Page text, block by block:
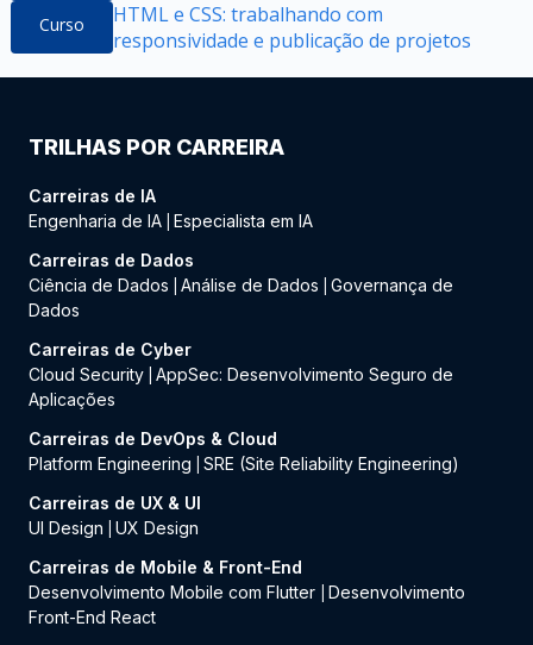
Curso
HTML e CSS: trabalhando com
responsividade e publicação de projetos
TRILHAS POR CARREIRA
Carreiras de IA
Engenharia de IA Especialista em IA
Carreiras de Dados
Ciência de Dados
Análise de Dados
Governança de
Dados
Carreiras de Cyber
Cloud Security AppSec: Desenvolvimento Seguro de
Aplicações
Carreiras de DevOps & Cloud
Platform Engineering
SRE (Site Reliability Engineering)
Carreiras de UX & UI
UI Design
UX Design
Carreiras de Mobile & Front-End
Desenvolvimento Mobile com Flutter
Desenvolvimento
Front-End React